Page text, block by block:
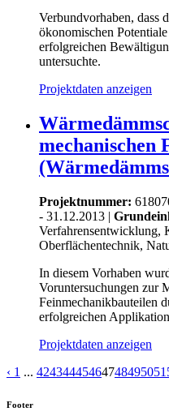
Verbundvorhaben, dass
ökonomischen
erfolgreichen
untersuchte.
Projektdaten anzeigen
mechanischen
Projektnummer:
- 31.12.2013 |
Verfahrensentwicklung,
Oberflächentechnik,
In diesem Vorhaben
Voruntersuchungen zur
Feinmechanikbauteilen
erfolgreichen
Projektdaten anzeigen
‹ 1 ... 42434445464748495051
Footer